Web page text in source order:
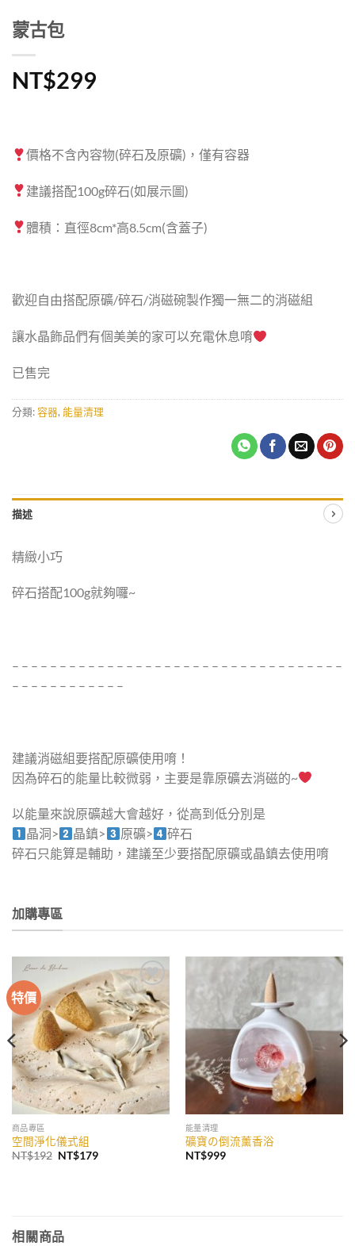
蒙古包
NT$299
價格不含內容物(碎石及原礦)，僅有容器
建議搭配100g碎石(如展示圖)
體積：直徑8cm*高8.5cm(含蓋子)
歡迎自由搭配原礦/碎石/消磁碗製作獨一無二的消磁組
讓水晶飾品們有個美美的家可以充電休息唷
已售完
分類:容器, 能量清理
描述
精緻小巧
碎石搭配100g就夠囉~
– – – – – – – – – – – – – – – – – – – – – – – – – – – – – – – – – – –
– – – – – – – – – – – –
建議消磁組要搭配原礦使用唷！
因為碎石的能量比較微弱，主要是靠原礦去消磁的~
以能量來說原礦越大會越好，從高到低分別是
晶洞>
晶鎮> 原礦>
碎石
碎石只能算是輔助，建議至少要搭配原礦或晶鎮去使用唷
加購專區
特價
加入
收藏
商品專區
空間淨化儀式組
NT$192 原
NT$179目
收藏
能量清理
礦寶の倒流薰香浴
NT$999
相關商品